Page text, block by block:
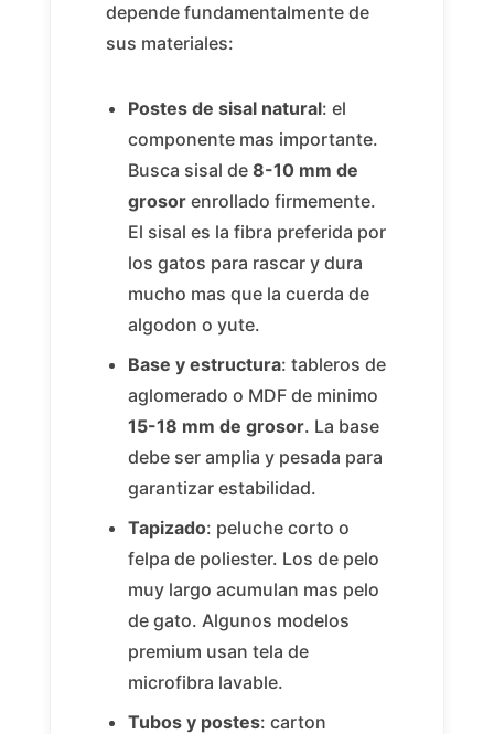
depende fundamentalmente de
sus materiales:
Postes de sisal natural: el
componente mas importante.
Busca sisal de 8-10 mm de
grosorenrollado firmemente.
El sisal es la fibra preferida por
los gatos para rascar y dura
mucho mas que la cuerda de
algodon o yute.
Base y estructura: tableros de
aglomerado o MDF de minimo
15-18 mm de grosor. La base
debe ser amplia y pesada para
garantizar estabilidad.
Tapizado: peluche corto o
felpa de poliester. Los de pelo
muy largo acumulan mas pelo
de gato. Algunos modelos
premium usan tela de
microfibra lavable.
Tubos y postes: carton